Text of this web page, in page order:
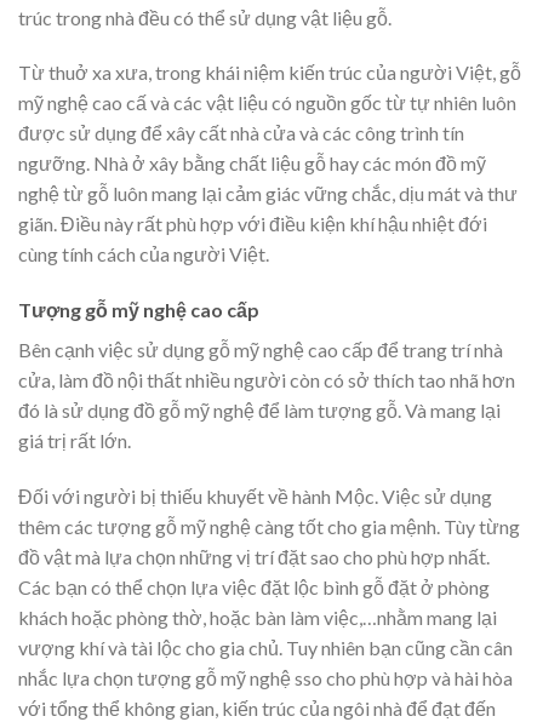
trúc trong nhà đều có thể sử dụng vật liệu gỗ.
Từ thuở xa xưa, trong khái niệm kiến trúc của người Việt, gỗ
mỹ nghệ cao cấ và các vật liệu có nguồn gốc từ tự nhiên luôn
được sử dụng để xây cất nhà cửa và các công trình tín
ngưỡng. Nhà ở xây bằng chất liệu gỗ hay các món đồ mỹ
nghệ từ gỗ luôn mang lại cảm giác vững chắc, dịu mát và thư
giãn. Điều này rất phù hợp với điều kiện khí hậu nhiệt đới
cùng tính cách của người Việt.
Tượng gỗ mỹ nghệ cao cấp
Bên cạnh việc sử dụng gỗ mỹ nghệ cao cấp để trang trí nhà
cửa, làm đồ nội thất nhiều người còn có sở thích tao nhã hơn
đó là sử dụng đồ gỗ mỹ nghệ để làm tượng gỗ. Và mang lại
giá trị rất lớn.
Đối với người bị thiếu khuyết về hành Mộc. Việc sử dụng
thêm các tượng gỗ mỹ nghệ càng tốt cho gia mệnh. Tùy từng
đồ vật mà lựa chọn những vị trí đặt sao cho phù hợp nhất.
Các bạn có thể chọn lựa việc đặt lộc bình gỗ đặt ở phòng
khách hoặc phòng thờ, hoặc bàn làm việc,…nhằm mang lại
vượng khí và tài lộc cho gia chủ. Tuy nhiên bạn cũng cần cân
nhắc lựa chọn tượng gỗ mỹ nghệ sso cho phù hợp và hài hòa
với tổng thể không gian, kiến trúc của ngôi nhà để đạt đến